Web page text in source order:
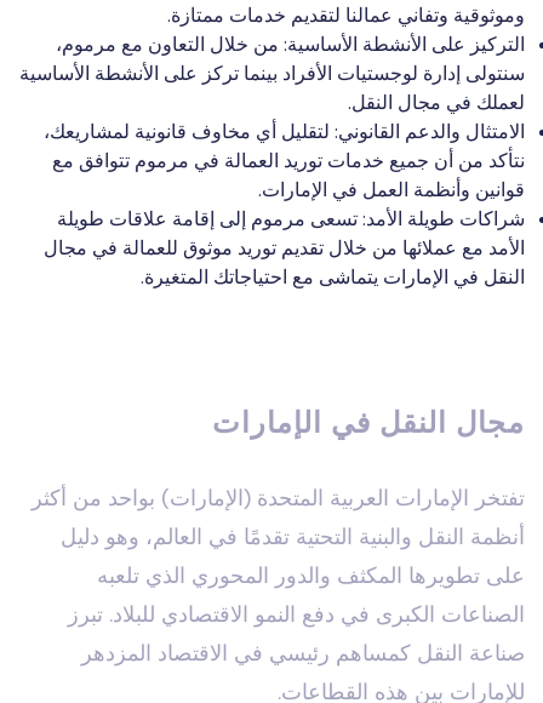
وموثوقية وتفاني عمالنا لتقديم خدمات ممتازة.
التركيز على الأنشطة الأساسية: من خلال التعاون مع مرموم،
سنتولى إدارة لوجستيات الأفراد بينما تركز على الأنشطة الأساسية
لعملك في مجال النقل.
الامتثال والدعم القانوني: لتقليل أي مخاوف قانونية لمشاريعك،
نتأكد من أن جميع خدمات توريد العمالة في مرموم تتوافق مع
قوانين وأنظمة العمل في الإمارات.
شراكات طويلة الأمد: تسعى مرموم إلى إقامة علاقات طويلة
الأمد مع عملائها من خلال تقديم توريد موثوق للعمالة في مجال
النقل في الإمارات يتماشى مع احتياجاتك المتغيرة.
مجال النقل في الإمارات
تفتخر الإمارات العربية المتحدة (الإمارات) بواحد من أكثر
أنظمة النقل والبنية التحتية تقدمًا في العالم، وهو دليل
على تطويرها المكثف والدور المحوري الذي تلعبه
الصناعات الكبرى في دفع النمو الاقتصادي للبلاد. تبرز
صناعة النقل كمساهم رئيسي في الاقتصاد المزدهر
للإمارات بين هذه القطاعات.